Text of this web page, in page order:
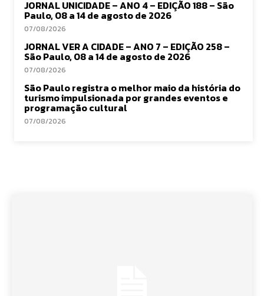
JORNAL UNICIDADE – ANO 4 – EDIÇÃO 188 – São
Paulo, 08 a 14 de agosto de 2026
07/08/2026
JORNAL VER A CIDADE – ANO 7 – EDIÇÃO 258 –
São Paulo, 08 a 14 de agosto de 2026
07/08/2026
São Paulo registra o melhor maio da história do
turismo impulsionada por grandes eventos e
programação cultural
07/08/2026